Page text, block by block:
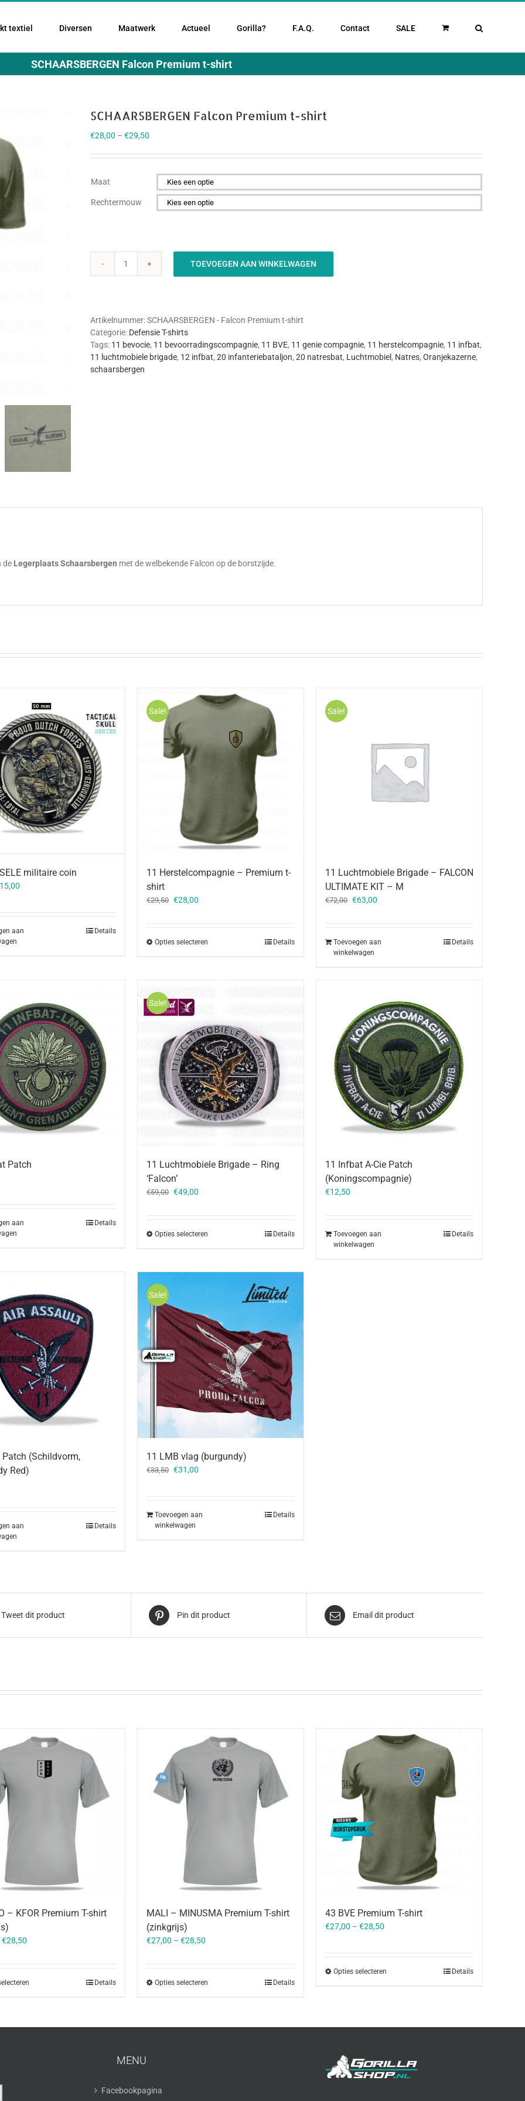
textiel Diversen Maatwerk Actueel Gorilla? F.A.Q. Contact SALE
SCHAARSBERGEN Falcon Premium t-shirt
SCHAARSBERGEN Falcon Premium t-shirt
€28,00 – €29,50
Maat

Rechtermouw
SCHAARSBERGEN
shirt
aantal
TOEVOEGEN AAN WINKELWAGEN
Artikelnummer:SCHAARSBERGEN - Falcon Premium t-shirt
Categorie: Defensie T-shirts
Tags: 11 bevocie, 11 bevoorradingscompagnie, 11 BVE, 11 genie compagnie, 11 herstelcompagnie, 11 infbat,
11 luchtmobiele brigade, 12 infbat, 20 infanteriebataljon, 20 natresbat, Luchtmobiel , Natres, Oranjekazerne,
schaarsbergen
de Legerplaats Schaarsbergen met de welbekende Falcon op de borstzijde.
militaire coin
15,00
aan
Details
Sale!
11 Herstelcompagnie – Premium t-
shirt
€29,50 Oorspronkelijke
€28,00
Opties selecteren Details
Sale!
11 Luchtmobiele Brigade – FALCON
ULTIMATE KIT – M
€72,00 Oorspronkelijke
€63,00
Toevoegen aan
winkelwagen
Details
Patch
aan
Details
Sale!
11 Luchtmobiele Brigade – Ring
‘Falcon’
€59,00 Oorspronkelijke
€49,00
Opties selecteren Details
11 Infbat A-Cie Patch
(Koningscompagnie)
€12,50
Toevoegen aan
winkelwagen
Details
Patch (Schildvorm,
Red)
aan
Details
Sale!
11 LMB vlag (burgundy)
€33,50 Oorspronkelijke
€31,00
Toevoegen aan
winkelwagen
Details
Tweet dit product Pin dit product Email dit product
– KFOR Premium T-shirt
€28,50
Details
MALI – MINUSMA Premium T-shirt
(zinkgrijs)
€27,00 – €28,50
Opties selecteren Details
43 BVE Premium T-shirt
€27,00 – €28,50
Opties selecteren Details
MENU
Facebookpagina